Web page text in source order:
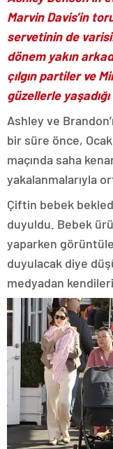
Marvin Davis’in
servetinin de
dönem yakın
çılgın partiler ve
güzellerle
Ashley ve
bir süre önce,
maçında saha
yakalanmalarıyla
Çiftin bebek
duyuldu. Bebek
yaparken
duyulacak diye
medyadan